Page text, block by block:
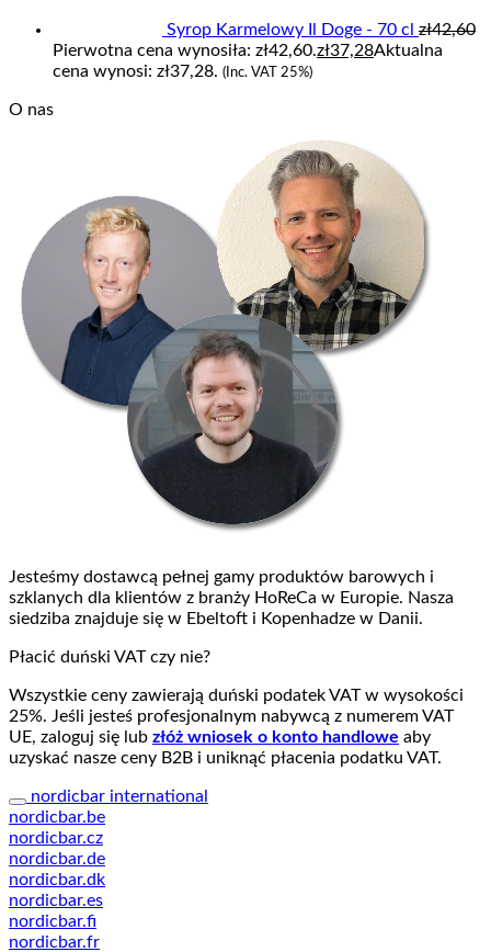
Syrop Karmelowy Il Doge - 70 cl zł42,60
Pierwotna cena wynosiła: zł42,60.zł37,28Aktualna
cena wynosi: zł37,28. (Inc. VAT 25%)
O nas
Jesteśmy dostawcą pełnej gamy produktów barowych i
szklanych dla klientów z branży HoReCa w Europie. Nasza
siedziba znajduje się w Ebeltoft i Kopenhadze w Danii.
Płacić duński VAT czy nie?
Wszystkie ceny zawierają duński podatek VAT w wysokości
25%. Jeśli jesteś profesjonalnym nabywcą z numerem VAT
UE, zaloguj się lub złóż wniosek o konto handlowe aby
uzyskać nasze ceny B2B i uniknąć płacenia podatku VAT.
nordicbar international
nordicbar.be
nordicbar.cz
nordicbar.de
nordicbar.dk
nordicbar.es
nordicbar.fi
nordicbar.fr